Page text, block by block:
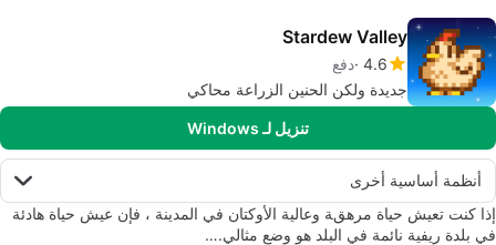
Stardew Valley
4.6 دفع
جديدة ولكن الحنين الزراعة محاكي
تنزيل لـ Windows
أنظمة أساسية أخرى
إذا كنت تعيش حياة مرهقة وعالية الأوكتان في المدينة ، فإن عيش حياة هادئة
في بلدة ريفية نائمة في البلد هو وضع مثالي.…